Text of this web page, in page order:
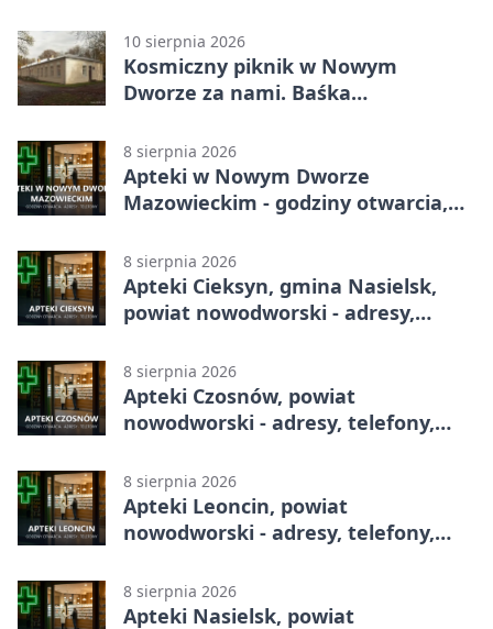
10 sierpnia 2026
Kosmiczny piknik w Nowym
Dworze za nami. Baśka
8 sierpnia 2026
Apteki w Nowym Dworze
Mazowieckim - godziny otwarcia,
8 sierpnia 2026
Apteki Cieksyn, gmina Nasielsk,
powiat nowodworski - adresy,
8 sierpnia 2026
Apteki Czosnów, powiat
nowodworski - adresy, telefony,
8 sierpnia 2026
Apteki Leoncin, powiat
nowodworski - adresy, telefony,
8 sierpnia 2026
Apteki Nasielsk, powiat